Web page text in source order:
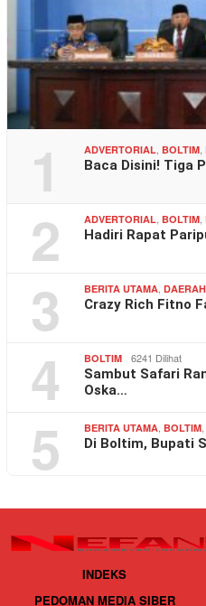
1 ADVERTORIAL BOLTIM
Baca Disini! Tiga
2 ADVERTORIAL BOLTIM
Hadiri Rapat
3 BERITA UTAMA DAERAH
Crazy Rich Fitno
4 BOLTIM 6241 Dilihat
Sambut Safari
Oska…
5 BERITA UTAMA BOLTIM
Di Boltim, Bupati
INDEKS
PEDOMAN MEDIA SIBER